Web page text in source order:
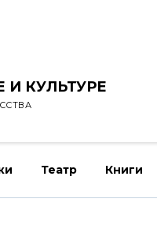
И КУЛЬТУРЕ
Театр Книги